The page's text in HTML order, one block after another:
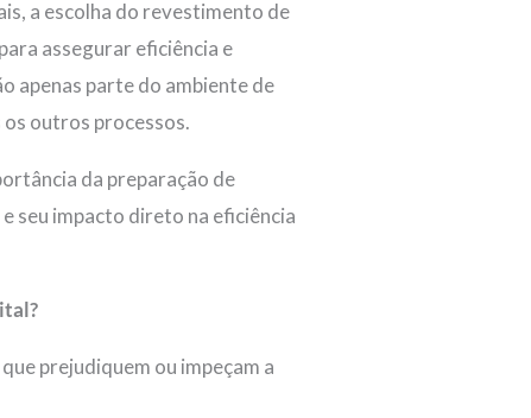
m
a escolha do revestimento de
assegurar eficiência e
apenas parte do ambiente de
outros processos.
da preparação de
seu impacto direto na eficiência
prejudiquem ou impeçam a